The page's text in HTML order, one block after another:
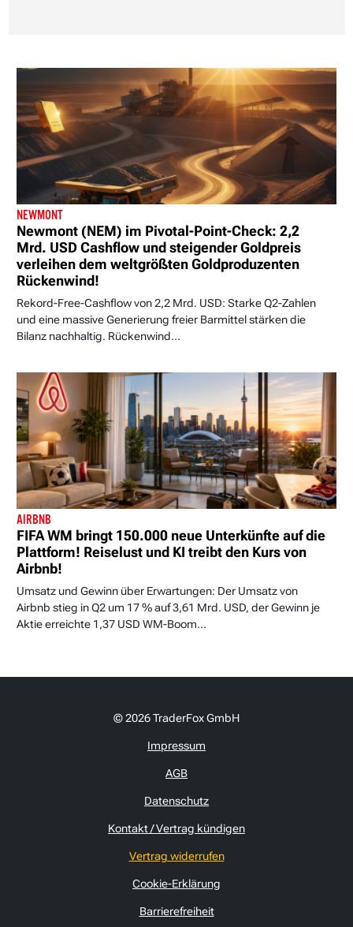
NEWMONT
Newmont (NEM) im Pivotal-Point-Check: 2,2
Mrd. USD Cashflow und steigender Goldpreis
verleihen dem weltgrößten Goldproduzenten
Rückenwind!
Rekord-Free-Cashflow von 2,2 Mrd. USD: Starke Q2-Zahlen
und eine massive Generierung freier Barmittel stärken die
Bilanz nachhaltig. Rückenwind...
AIRBNB
FIFA WM bringt 150.000 neue Unterkünfte auf die
Plattform! Reiselust und KI treibt den Kurs von
Airbnb!
Umsatz und Gewinn über Erwartungen: Der Umsatz von
Airbnb stieg in Q2 um 17 % auf 3,61 Mrd. USD, der Gewinn je
Aktie erreichte 1,37 USD WM-Boom...
© 2026 TraderFox GmbH
Impressum
AGB
Datenschutz
Kontakt / Vertrag kündigen
Vertrag widerrufen
Cookie-Erklärung
Barrierefreiheit